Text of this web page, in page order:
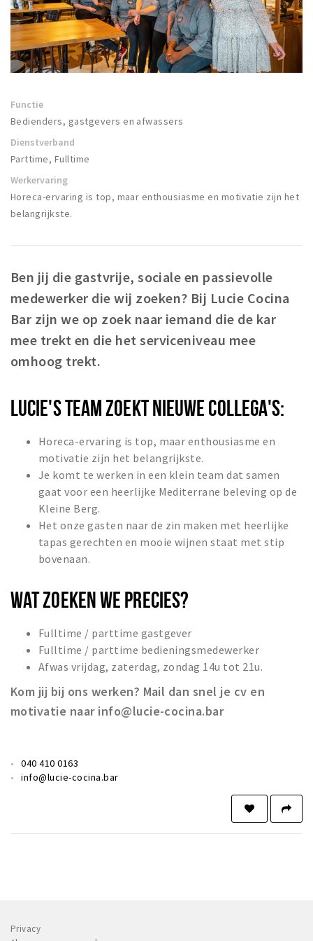
Winkels
Werken
Aanbiedingen
Ook reclame maken?
Over Eindhovens Rondje
Inloggen
Functie
Bedienders, gastgevers en afwassers
Dienstverband
Parttime, Fulltime
Werkervaring
Horeca-ervaring is top, maar enthousiasme en motivatie zijn het
belangrijkste.
Ben jij die gastvrije, sociale en passievolle
medewerker die wij zoeken? Bij Lucie Cocina
Bar zijn we op zoek naar iemand die de kar
mee trekt en die het serviceniveau mee
omhoog trekt.
LUCIE'S TEAM ZOEKT NIEUWE COLLEGA'S:
Horeca-ervaring is top, maar enthousiasme en
motivatie zijn het belangrijkste.
Je komt te werken in een klein team dat samen
gaat voor een heerlijke Mediterrane beleving op de
Kleine Berg.
Het onze gasten naar de zin maken met heerlijke
tapas gerechten en mooie wijnen staat met stip
bovenaan.
WAT ZOEKEN WE PRECIES?
Fulltime / parttime gastgever
Fulltime / parttime bedieningsmedewerker
Afwas vrijdag, zaterdag, zondag 14u tot 21u.
Kom jij bij ons werken? Mail dan snel je cv en
motivatie naar info@lucie-cocina.bar
040 410 0163
info@lucie-cocina.bar
Privacy